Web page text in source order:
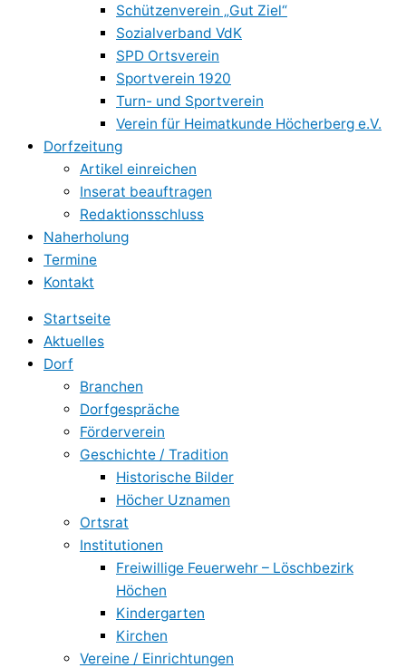
Schützenverein „Gut Ziel“
Sozialverband VdK
SPD Ortsverein
Sportverein 1920
Turn- und Sportverein
Verein für Heimatkunde Höcherberg e.V.
Dorfzeitung
Artikel einreichen
Inserat beauftragen
Redaktionsschluss
Naherholung
Termine
Kontakt
Startseite
Aktuelles
Dorf
Branchen
Dorfgespräche
Förderverein
Geschichte / Tradition
Historische Bilder
Höcher Uznamen
Ortsrat
Institutionen
Freiwillige Feuerwehr – Löschbezirk
Höchen
Kindergarten
Kirchen
Vereine / Einrichtungen